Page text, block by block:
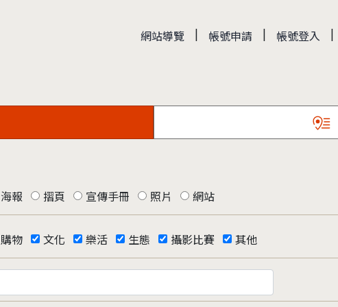
網站導覽 | 帳號申請 | 帳號登入 |
海報 摺頁 宣傳手冊 照片 網站
購物 文化 樂活 生態 攝影比賽 其他